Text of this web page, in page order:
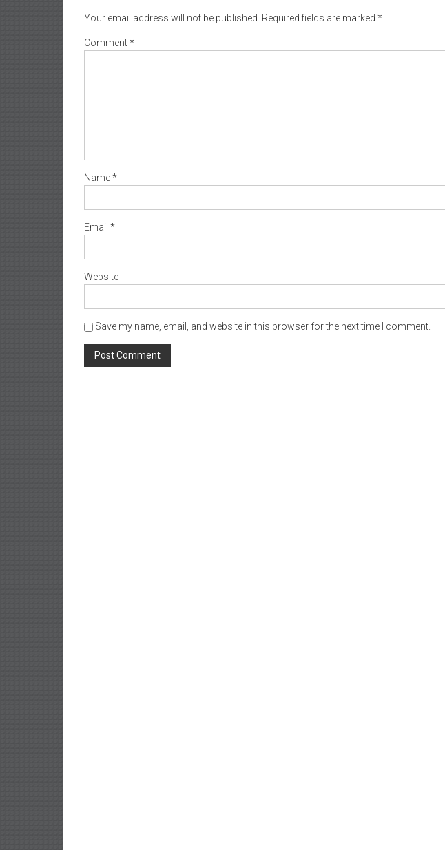
Your email address will not be published. Required fields are marked *
Comment*
Name*
Email *
Website
Save my name, email, and website in this browser for the next time I comment.